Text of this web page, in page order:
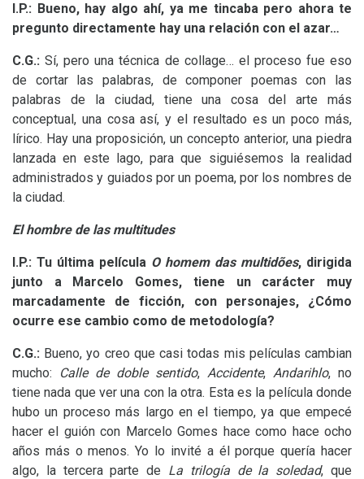
I.P.: Bueno, hay algo ahí, ya me tincaba pero ahora te
pregunto directamente hay una relación con el azar…
C.G.: Sí, pero una técnica de collage… el proceso fue eso
de cortar las palabras, de componer poemas con las
palabras de la ciudad, tiene una cosa del arte más
conceptual, una cosa así, y el resultado es un poco más,
lírico. Hay una proposición, un concepto anterior, una piedra
lanzada en este lago, para que siguiésemos la realidad
administrados y guiados por un poema, por los nombres de
la ciudad.
El hombre de las multitudes
I.P.: Tu última película O homem das multidões, dirigida
junto a Marcelo Gomes, tiene un carácter muy
marcadamente de ficción, con personajes, ¿Cómo
ocurre ese cambio como de metodología?
C.G.: Bueno, yo creo que casi todas mis películas cambian
mucho:
Calle de doble sentido, Accidente, Andarihlo, no
tiene nada que ver una con la otra. Esta es la película donde
hubo un proceso más largo en el tiempo, ya que empecé
hacer el guión con Marcelo Gomes hace como hace ocho
años más o menos. Yo lo invité a él porque quería hacer
algo, la tercera parte de La trilogía de la soledad, que